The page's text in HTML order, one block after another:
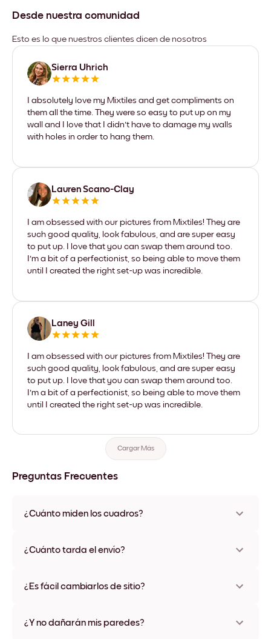
Desde nuestra comunidad
Esto es lo que nuestros clientes dicen de nosotros
Sierra Uhrich
I absolutely love my Mixtiles and get compliments on
them all the time. They were so easy to put up on my
wall and I love that I didn't have to damage my walls
with holes in order to hang them.
Lauren Scano-Clay
I am obsessed with our pictures from Mixtiles! They are
such good quality, look fabulous, and are super easy
to put up. I love that you can swap them around too.
I'm a bit of a perfectionist, so being able to move them
until I created the right set-up was incredible.
Laney Gill
I am obsessed with our pictures from Mixtiles! They are
such good quality, look fabulous, and are super easy
to put up. I love that you can swap them around too.
I'm a bit of a perfectionist, so being able to move them
until I created the right set-up was incredible.
Cargar Más
Preguntas Frecuentes
¿Cuánto miden los cuadros?
varios materiales y colores de marco, incluidas opciones sin
¿Cuánto tarda el envío?
disponibles en algunos países. Te enviaremos un número de
¿Es fácil cambiarlos de sitio?
ningún daño
¿Y no dañarán mis paredes?